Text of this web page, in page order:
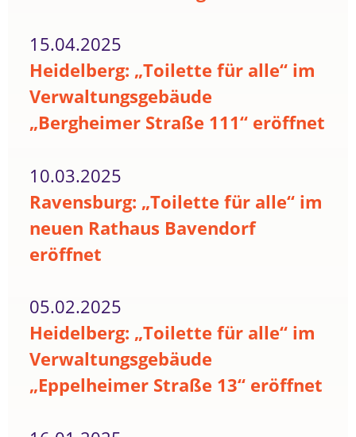
15.04.2025
Heidelberg: „Toilette für alle“ im
Verwaltungsgebäude
„Bergheimer Straße 111“ eröffnet
10.03.2025
Ravensburg: „Toilette für alle“ im
neuen Rathaus Bavendorf
eröffnet
05.02.2025
Heidelberg: „Toilette für alle“ im
Verwaltungsgebäude
„Eppelheimer Straße 13“ eröffnet